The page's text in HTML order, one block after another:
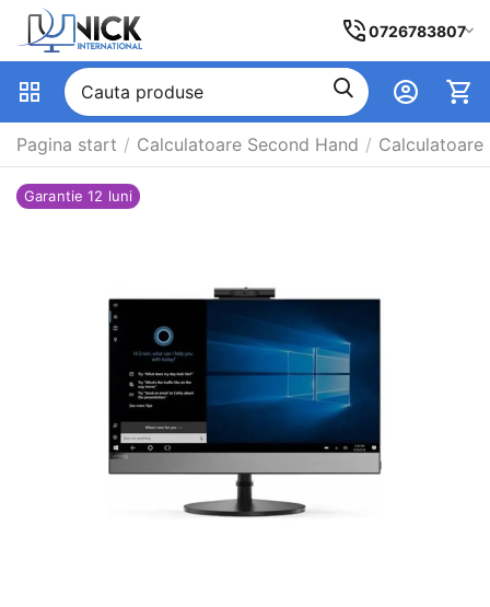
0726783807
Pagina start / Calculatoare Second Hand / Calculatoare
Garantie 12 luni